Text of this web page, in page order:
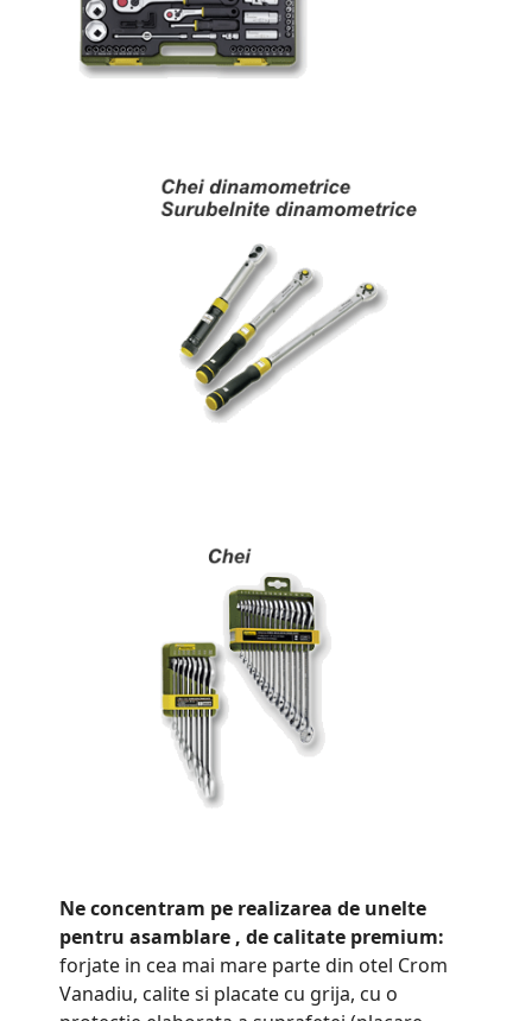
Ne concentram pe realizarea de unelte
pentru asamblare , de calitate premium:
forjate in cea mai mare parte din otel Crom
Vanadiu, calite si placate cu grija, cu o